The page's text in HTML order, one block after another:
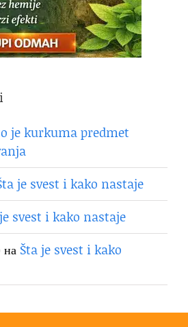
je kurkuma predmet
je svest i kako nastaje
svest i kako nastaje
на Šta je svest i kako